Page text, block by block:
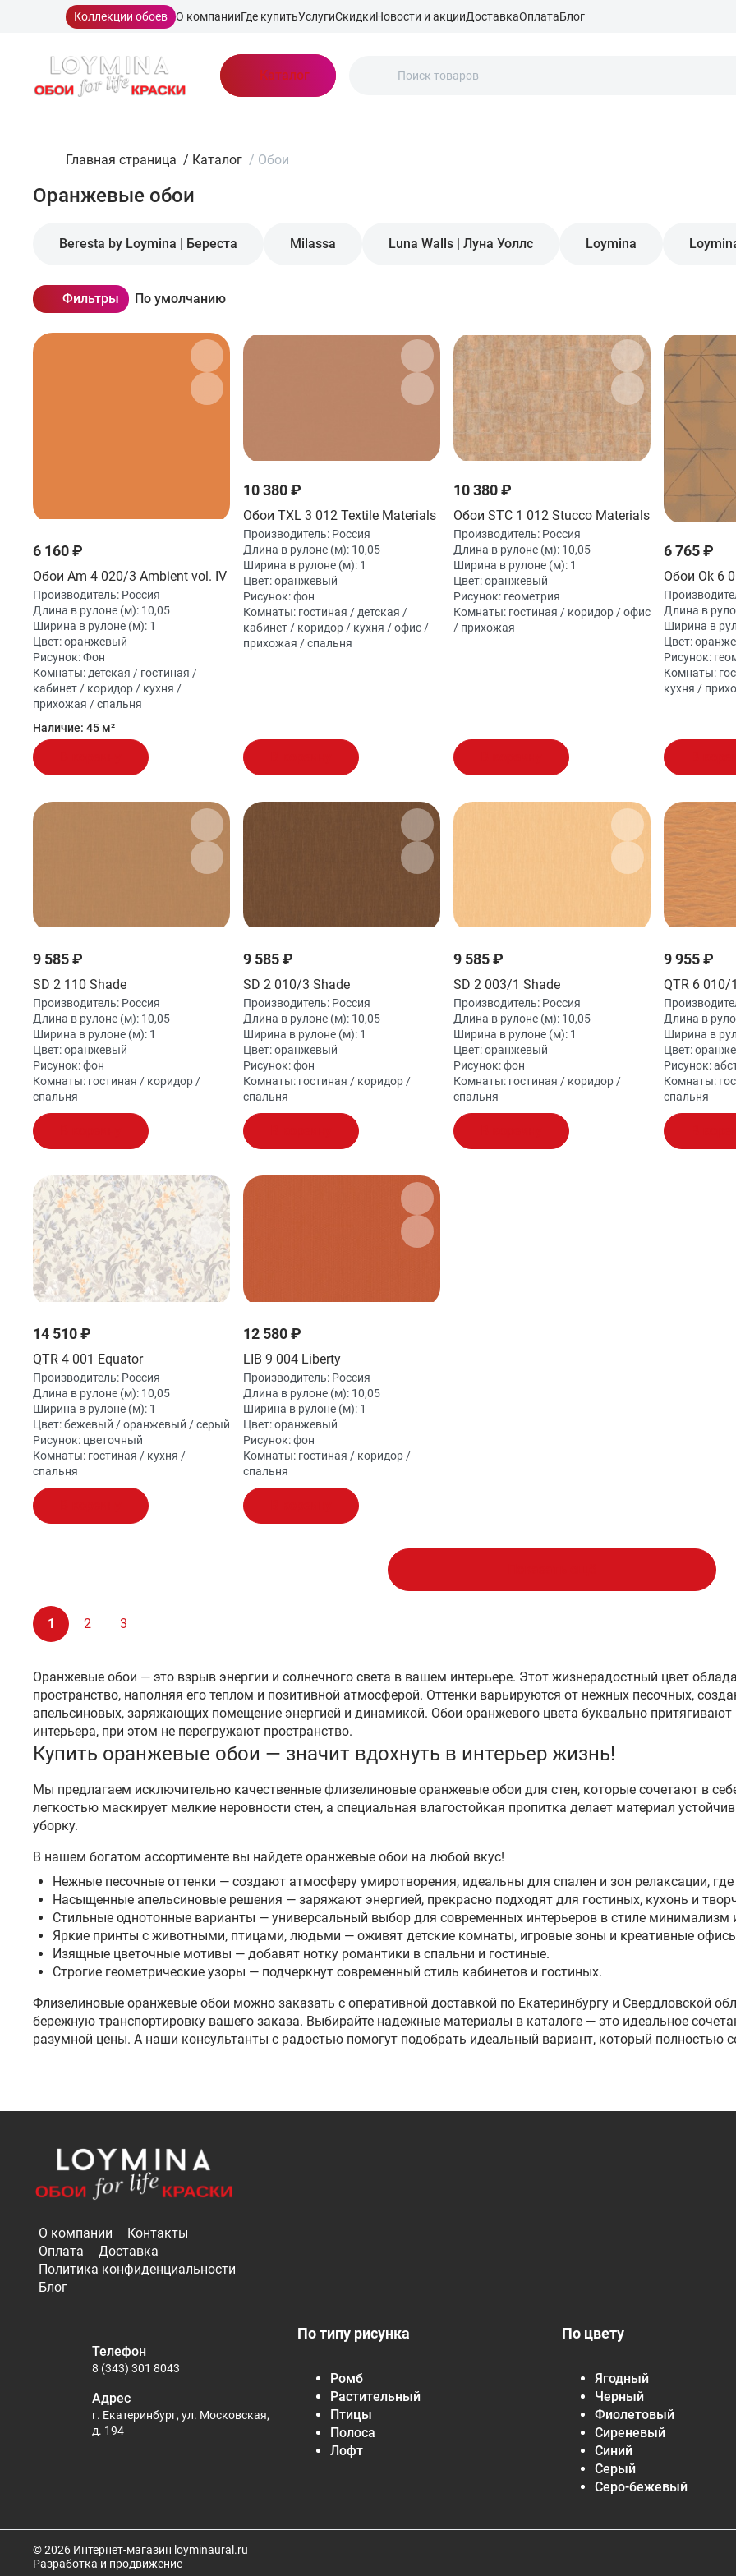
Коллекции обоев О компанииГде купитьУслугиСкидкиНовости и акцииДоставкаОплатаБлог
Каталог
Главная страница / Каталог / Обои
Оранжевые обои
Beresta by Loymina | Береста Milassa Luna Walls | Луна Уоллс Loymina
Фильтры По умолчанию
6 160 ₽
Обои Am 4 020/3 Ambient vol. IV
Производитель: Россия
Длина в рулоне (м): 10,05
Ширина в рулоне (м): 1
Цвет:оранжевый
Рисунок:Фон
Комнаты: детская / гостиная /
кабинет / коридор / кухня /
прихожая / спальня
Наличие: 45 м²
10 380 ₽
Обои TXL 3 012 Textile Materials
Производитель: Россия
Длина в рулоне (м): 10,05
Ширина в рулоне (м): 1
Цвет:оранжевый
Рисунок:фон
Комнаты: гостиная / детская /
кабинет / коридор / кухня / офис /
прихожая / спальня
10 380 ₽
Обои STC 1 012 Stucco Materials
Производитель: Россия
Длина в рулоне (м): 10,05
Ширина в рулоне (м): 1
Цвет:оранжевый
Рисунок: геометрия
Комнаты: гостиная / коридор / офис
/ прихожая
6 765 ₽
Обои Ok 6
Длина в
Ширина в
Цвет:
Рисунок:
Комнаты:
кухня /
9 585 ₽
SD 2 110 Shade
Производитель: Россия
Длина в рулоне (м): 10,05
Ширина в рулоне (м): 1
Цвет:оранжевый
Рисунок:фон
Комнаты: гостиная / коридор /
спальня
9 585 ₽
SD 2 010/3 Shade
Производитель: Россия
Длина в рулоне (м): 10,05
Ширина в рулоне (м): 1
Цвет:оранжевый
Рисунок:фон
Комнаты: гостиная / коридор /
спальня
9 585 ₽
SD 2 003/1 Shade
Производитель: Россия
Длина в рулоне (м): 10,05
Ширина в рулоне (м): 1
Цвет:оранжевый
Рисунок:фон
Комнаты: гостиная / коридор /
спальня
9 955 ₽
QTR 6 010/
Длина в
Ширина в
Цвет:
Рисунок:
Комнаты:
спальня
14 510 ₽
QTR 4 001 Equator
Производитель: Россия
Длина в рулоне (м): 10,05
Ширина в рулоне (м): 1
Цвет:бежевый / оранжевый / серый
Рисунок: цветочный
Комнаты: гостиная / кухня /
спальня
12 580 ₽
LIB 9 004 Liberty
Производитель: Россия
Длина в рулоне (м): 10,05
Ширина в рулоне (м): 1
Цвет:оранжевый
Рисунок:фон
Комнаты: гостиная / коридор /
спальня
1 2 3
Оранжевые обои — это взрыв энергии и солнечного света в вашем интерьере. Этот жизнерадостный цвет
пространство, наполняя его теплом и позитивной атмосферой. Оттенки варьируются от нежных песочных,
апельсиновых, заряжающих помещение энергией и динамикой. Обои оранжевого цвета буквально
интерьера, при этом не перегружают пространство.
Купить оранжевые обои — значит вдохнуть в интерьер жизнь!
Мы предлагаем исключительно качественные флизелиновые оранжевые обои для стен, которые сочетают в
легкостью маскирует мелкие неровности стен, а специальная влагостойкая пропитка делает материал
уборку.
В нашем богатом ассортименте вы найдете оранжевые обои на любой вкус!
Нежные песочные оттенки — создают атмосферу умиротворения, идеальны для спален и зон релаксации,
Насыщенные апельсиновые решения — заряжают энергией, прекрасно подходят для гостиных, кухонь и
Стильные однотонные варианты — универсальный выбор для современных интерьеров в стиле минимализм
Яркие принты с животными, птицами, людьми — оживят детские комнаты, игровые зоны и креативные
Изящные цветочные мотивы — добавят нотку романтики в спальни и гостиные.
Строгие геометрические узоры — подчеркнут современный стиль кабинетов и гостиных.
Флизелиновые оранжевые обои можно заказать с оперативной доставкой по Екатеринбургу и Свердловской
бережную транспортировку вашего заказа. Выбирайте надежные материалы в каталоге — это идеальное
разумной цены. А наши консультанты с радостью помогут подобрать идеальный вариант, который полностью
О компании
Контакты
Оплата
Доставка
Политика конфиденциальности
Блог
По типу рисунка
Ромб
Растительный
Птицы
Полоса
Лофт
По цвету
Ягодный
Черный
Фиолетовый
Сиреневый
Синий
Серый
Серо-бежевый
Телефон
8 (343) 301 8043
Адрес
г. Екатеринбург, ул. Московская,
д. 194
© 2026 Интернет-магазин loyminaural.ru
Разработка и продвижение